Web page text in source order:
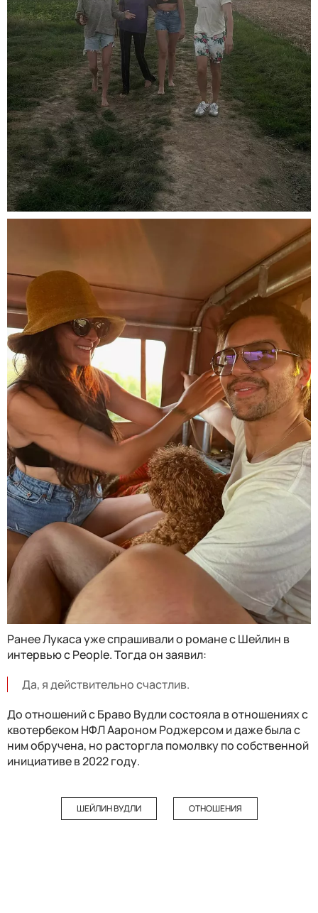
Ранее Лукаса уже спрашивали о романе с Шейлин в
интервью с People. Тогда он заявил:
Да, я действительно счастлив.
До отношений с Браво Вудли состояла в отношениях с
квотербеком НФЛ Аароном Роджерсом и даже была с
ним обручена, но расторгла помолвку по собственной
инициативе в 2022 году.
ШЕЙЛИН ВУДЛИ ОТНОШЕНИЯ